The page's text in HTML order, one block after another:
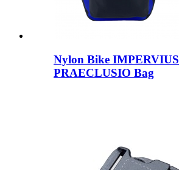
Nylon Bike IMPERVIUS
PRAECLUSIO Bag